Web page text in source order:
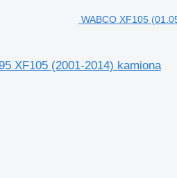
WABCO XF105
XF105 (2001-2014) kamiona